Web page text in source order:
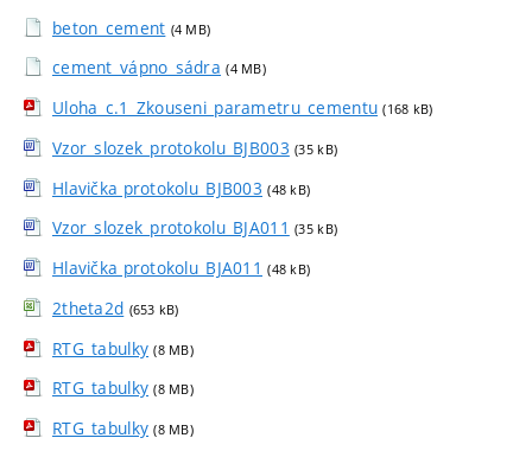
beton_cement (4 MB)
cement_vápno_sádra (4 MB)
Uloha_c.1_Zkouseni_parametru_cementu (168 kB)
Vzor_slozek_protokolu_BJB003 (35 kB)
Hlavička protokolu_BJB003 (48 kB)
Vzor_slozek_protokolu_BJA011 (35 kB)
Hlavička protokolu_BJA011 (48 kB)
2theta2d (653 kB)
RTG_tabulky (8 MB)
RTG_tabulky (8 MB)
RTG_tabulky (8 MB)